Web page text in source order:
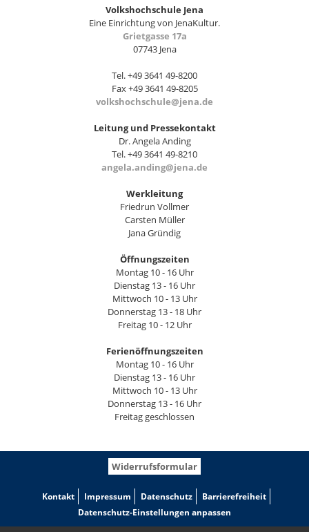
Volkshochschule Jena
Eine Einrichtung von JenaKultur.
Grietgasse 17a
07743 Jena
Tel. +49 3641 49-8200
Fax +49 3641 49-8205
volkshochschule@jena.de
Leitung und Pressekontakt
Dr. Angela Anding
Tel. +49 3641 49-8210
angela.anding@jena.de
Werkleitung
Friedrun Vollmer
Carsten Müller
Jana Gründig
Öffnungszeiten
Montag 10 - 16 Uhr
Dienstag 13 - 16 Uhr
Mittwoch 10 - 13 Uhr
Donnerstag 13 - 18 Uhr
Freitag 10 - 12 Uhr
Ferienöffnungszeiten
Montag 10 - 16 Uhr
Dienstag 13 - 16 Uhr
Mittwoch 10 - 13 Uhr
Donnerstag 13 - 16 Uhr
Freitag geschlossen
Widerrufsformular
Kontakt Impressum Datenschutz
Barrierefreiheit
Datenschutz-Einstellungen anpassen